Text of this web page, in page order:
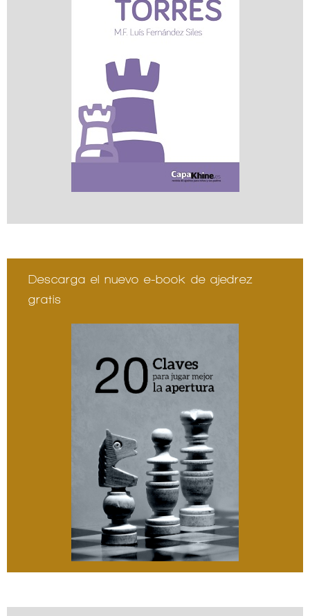
Descarga el nuevo e-book de ajedrez
gratis